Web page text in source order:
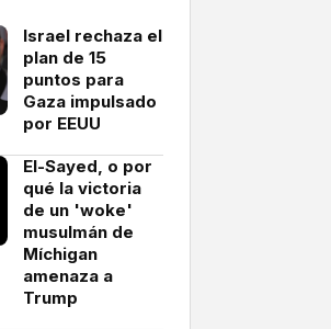
Israel rechaza el
plan de 15
puntos para
Gaza impulsado
por EEUU
El-Sayed, o por
qué la victoria
de un 'woke'
musulmán de
Míchigan
amenaza a
Trump